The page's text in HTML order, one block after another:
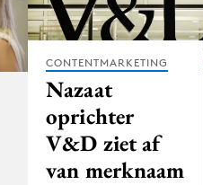
CONTENTMARKETING
Nazaat
oprichter
V&D ziet af
van merknaam